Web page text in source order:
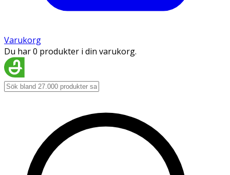
Varukorg
Du har 0 produkter i din varukorg.